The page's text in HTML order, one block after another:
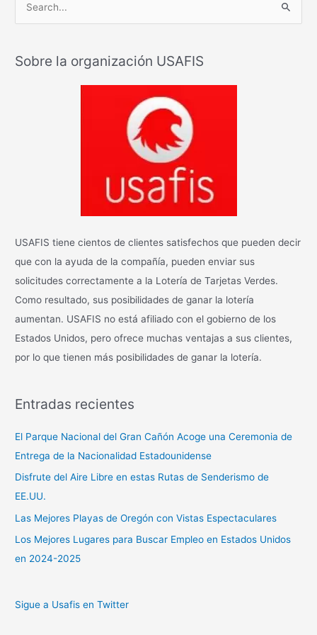
c
Sobre la organización USAFIS
USAFIS tiene cientos de clientes satisfechos que pueden decir
que con la ayuda de la compañía, pueden enviar sus
solicitudes correctamente a la Lotería de Tarjetas Verdes.
Como resultado, sus posibilidades de ganar la lotería
aumentan. USAFIS no está afiliado con el gobierno de los
Estados Unidos, pero ofrece muchas ventajas a sus clientes,
por lo que tienen más posibilidades de ganar la lotería.
Entradas recientes
El Parque Nacional del Gran Cañón Acoge una Ceremonia de
Entrega de la Nacionalidad Estadounidense
Disfrute del Aire Libre en estas Rutas de Senderismo de
EE.UU.
Las Mejores Playas de Oregón con Vistas Espectaculares
Los Mejores Lugares para Buscar Empleo en Estados Unidos
en 2024-2025
Sigue a Usafis en Twitter